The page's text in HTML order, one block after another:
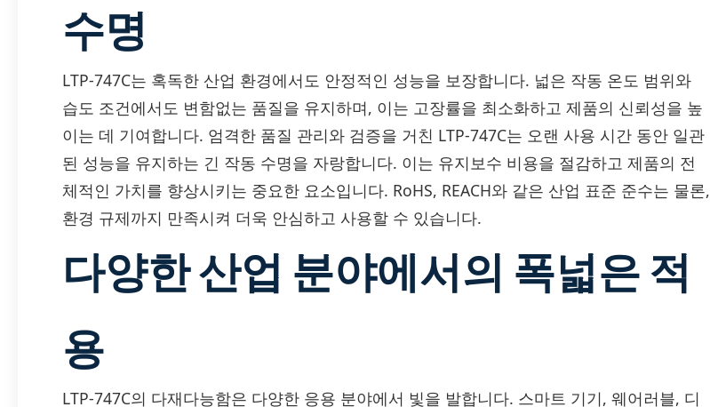
수명
LTP-747C는 혹독한 산업 환경에서도 안정적인 성능을 보장합니다. 넓은 작동 온도 범위와
습도 조건에서도 변함없는 품질을 유지하며, 이는 고장률을 최소화하고 제품의 신뢰성을 높
이는 데 기여합니다. 엄격한 품질 관리와 검증을 거친 LTP-747C는 오랜 사용 시간 동안 일관
된 성능을 유지하는 긴 작동 수명을 자랑합니다. 이는 유지보수 비용을 절감하고 제품의 전
체적인 가치를 향상시키는 중요한 요소입니다. RoHS, REACH와 같은 산업 표준 준수는 물론,
환경 규제까지 만족시켜 더욱 안심하고 사용할 수 있습니다.
다양한 산업 분야에서의 폭넓은 적
용
LTP-747C의 다재다능함은 다양한 응용 분야에서 빛을 발합니다. 스마트 기기, 웨어러블, 디